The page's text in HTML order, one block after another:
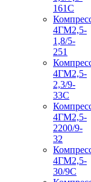
161С
4ГМ2,5-
1,8/5-
251
4ГМ2,5-
2,3/9-
33С
4ГМ2,5-
2200/9-
32
4ГМ2,5-
30/9С